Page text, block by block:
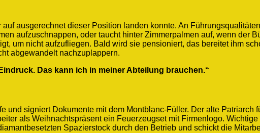
ausgerechnet dieser Position landen konnte. An
aufzuschnappen, oder taucht hinter Zimmerpalmen auf, wenn der
um nicht aufzufliegen. Bald wird sie pensioniert, das bereitet ihm
abgewandelt nachzuplappern.
Das kann ich in meiner Abteilung brauchen.“
und signiert Dokumente mit dem Montblanc-Füller. Der alte
als Weihnachtspräsent ein Feuerzeugset mit Firmenlogo.
Spazierstock durch den Betrieb und schickt die